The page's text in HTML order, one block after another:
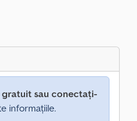
sau conectați-
informațiile.